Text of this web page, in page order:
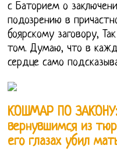
с Баторием о
подозрению в
боярскому заговору,
том. Думаю, что в
сердце само
КОШМАР ПО
вернувшимся из
его глазах убил